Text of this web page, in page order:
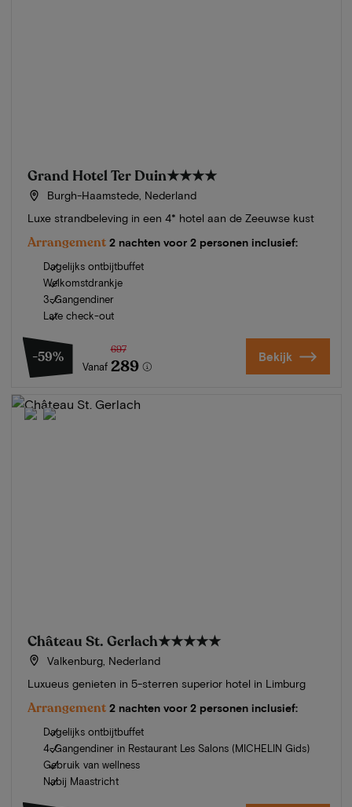
Grand Hotel Ter Duin★★★★
Burgh-Haamstede, Nederland
Luxe strandbeleving in een 4* hotel aan de Zeeuwse kust
Arrangement 2 nachten voor 2 personen inclusief:
Dagelijks ontbijtbuffet
Welkomstdrankje
3-Gangendiner
Late check-out
-59%
Vanaf
697
289 Bekijk
Château St. Gerlach★★★★★
Valkenburg, Nederland
Luxueus genieten in 5-sterren superior hotel in Limburg
Arrangement 2 nachten voor 2 personen inclusief:
Dagelijks ontbijtbuffet
4-Gangendiner in Restaurant Les Salons (MICHELIN Gids)
Gebruik van wellness
Nabij Maastricht